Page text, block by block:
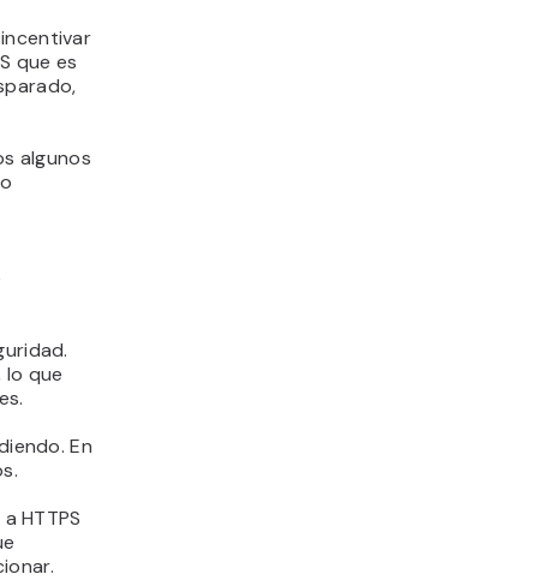
que es
algunos
que
En
HTTPS